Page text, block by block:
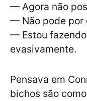
— Agora não
— Não pode por
— Estou
evasivamente.
Pensava em
bichos são